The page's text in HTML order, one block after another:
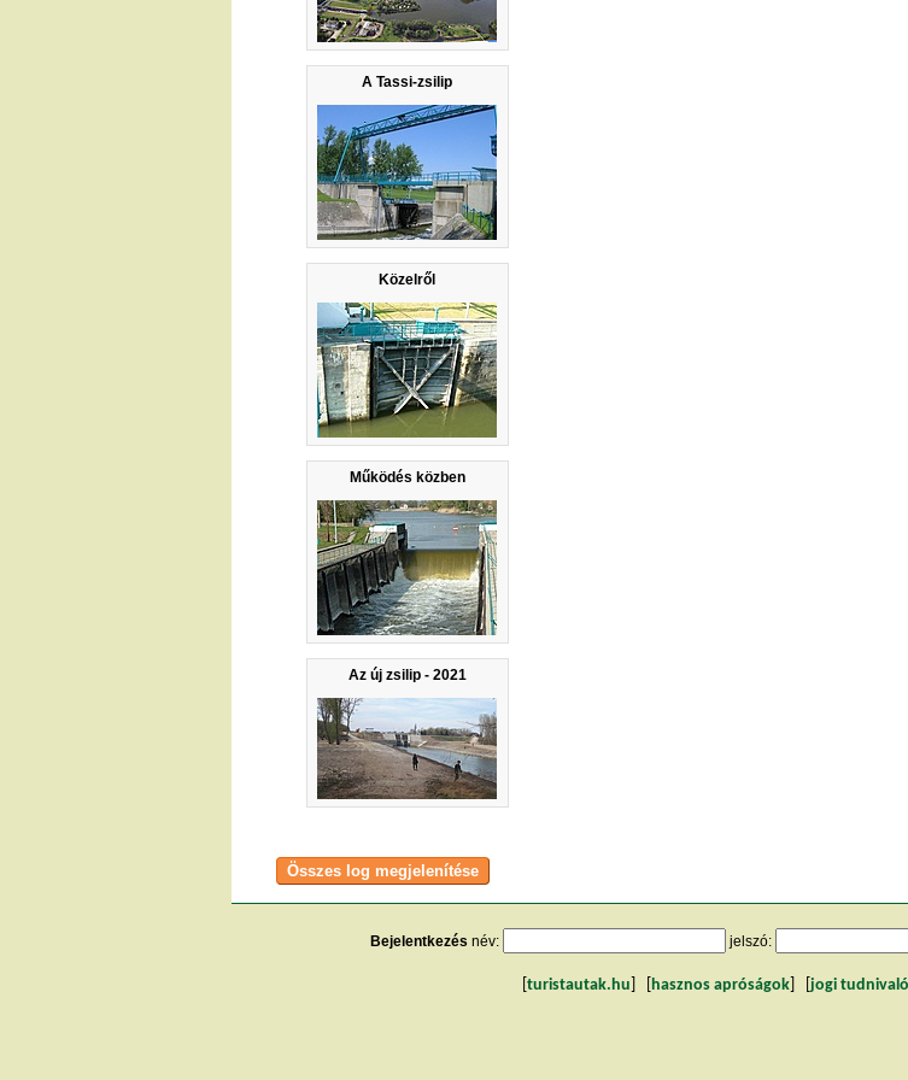
A Tassi-zsilip
Közelről
Működés közben
Az új zsilip - 2021
Bejelentkezés név: jelszó:
turistautak.hu hasznos apróságok jogi